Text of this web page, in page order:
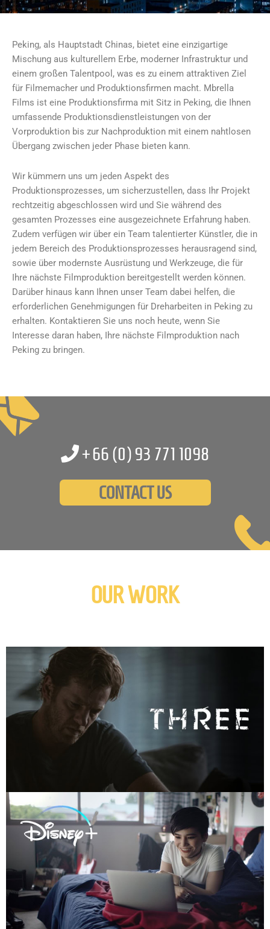
Peking, als Hauptstadt Chinas, bietet eine einzigartige
Mischung aus kulturellem Erbe, moderner Infrastruktur und
einem großen Talentpool, was es zu einem attraktiven Ziel
für Filmemacher und Produktionsfirmen macht. Mbrella
Films ist eine Produktionsfirma mit Sitz in Peking, die Ihnen
umfassende Produktionsdienstleistungen von der
Vorproduktion bis zur Nachproduktion mit einem nahtlosen
Übergang zwischen jeder Phase bieten kann.
Wir kümmern uns um jeden Aspekt des
Produktionsprozesses, um sicherzustellen, dass Ihr Projekt
rechtzeitig abgeschlossen wird und Sie während des
gesamten Prozesses eine ausgezeichnete Erfahrung haben.
Zudem verfügen wir über ein Team talentierter Künstler, die in
jedem Bereich des Produktionsprozesses herausragend sind,
sowie über modernste Ausrüstung und Werkzeuge, die für
Ihre nächste Filmproduktion bereitgestellt werden können.
Darüber hinaus kann Ihnen unser Team dabei helfen, die
erforderlichen Genehmigungen für Dreharbeiten in Peking zu
erhalten. Kontaktieren Sie uns noch heute, wenn Sie
Interesse daran haben, Ihre nächste Filmproduktion nach
Peking zu bringen.
+66 (0)93 771 1098
CONTACT US
OUR WORK